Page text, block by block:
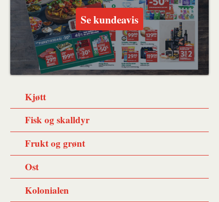
Se kundeavis
Kjøtt
Fisk og skalldyr
Frukt og grønt
Ost
Kolonialen